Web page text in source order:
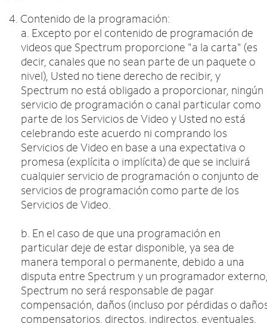
4. Contenido de la programación:
a. Excepto por el contenido de programación de
videos que Spectrum proporcione "a la carta" (es
decir, canales que no sean parte de un paquete o
nivel), Usted no tiene derecho de recibir, y
Spectrum no está obligado a proporcionar, ningún
servicio de programación o canal particular como
parte de los Servicios de Video y Usted no está
celebrando este acuerdo ni comprando los
Servicios de Video en base a una expectativa o
promesa (explícita o implícita) de que se incluirá
cualquier servicio de programación o conjunto de
servicios de programación como parte de los
Servicios de Video.
b. En el caso de que una programación en
particular deje de estar disponible, ya sea de
manera temporal o permanente, debido a una
disputa entre Spectrum y un programador
Spectrum no será responsable de pagar
compensación, daños (incluso por pérdidas o
compensatorios, directos, indirectos, eventuales,